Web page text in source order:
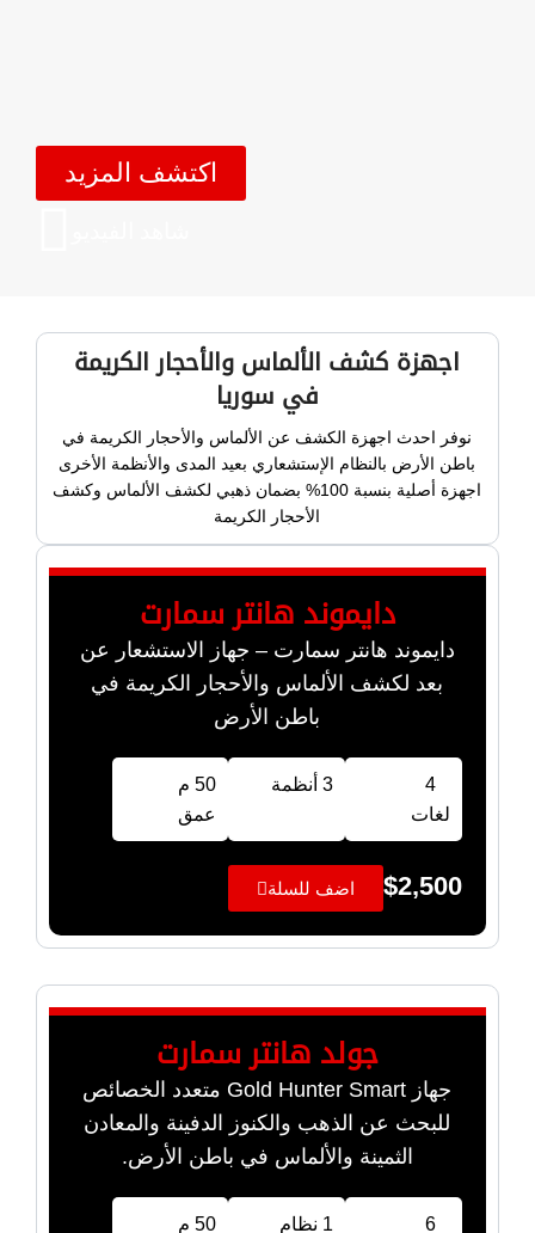
اكتشف المزيد
اجهزة كشف الألماس والأحجار الكريمة
في سوريا
نوفر احدث اجهزة الكشف عن الألماس والأحجار الكريمة في
باطن الأرض بالنظام الإستشعاري بعيد المدى والأنظمة الأخرى
اجهزة أصلية بنسبة 100% بضمان ذهبي لكشف الألماس وكشف
الأحجار الكريمة
دايموند هانتر سمارت
دايموند هانتر سمارت – جهاز الاستشعار عن
بعد لكشف الألماس والأحجار الكريمة في
باطن الأرض
4
لغات
3 أنظمة
50 م
عمق
$2,500 اضف للسلة
جولد هانتر سمارت
جهاز Gold Hunter Smart متعدد الخصائص
للبحث عن الذهب والكنوز الدفينة والمعادن
الثمينة والألماس في باطن الأرض.
6 1 نظام 50 م